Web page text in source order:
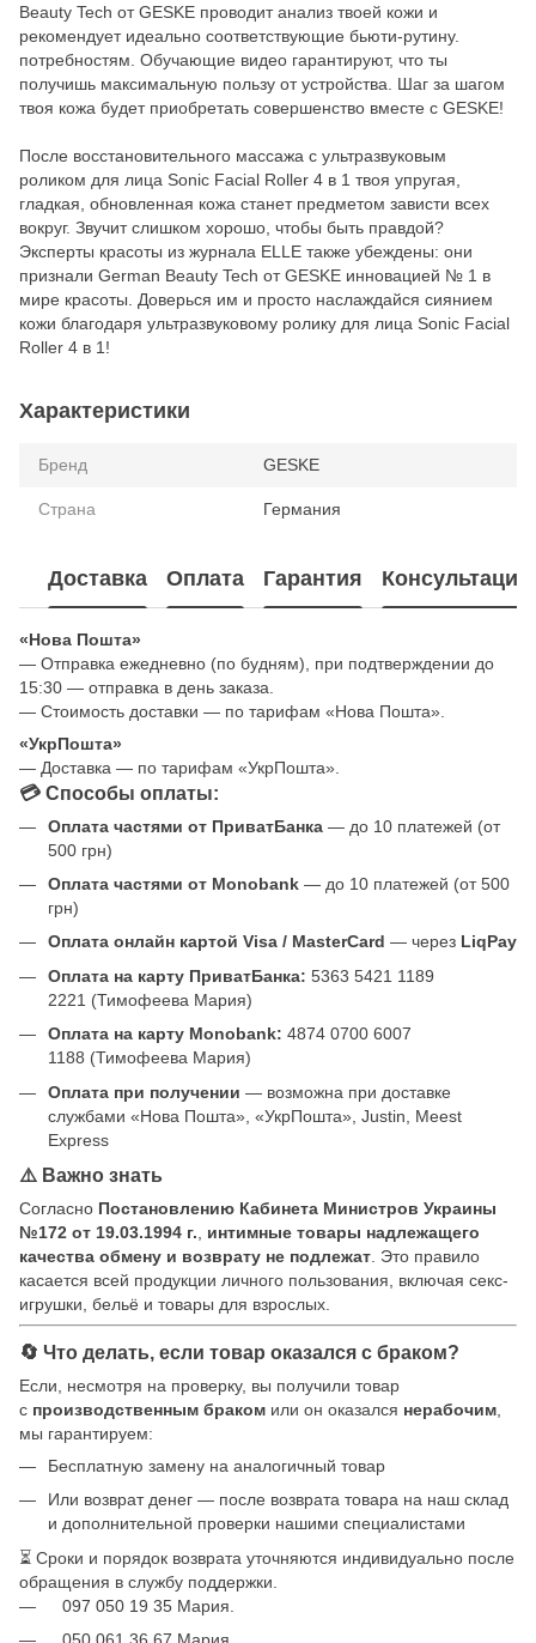
Beauty Tech от GESKE проводит анализ твоей кожи и
рекомендует идеально соответствующие бьюти-рутину.
потребностям. Обучающие видео гарантируют, что ты
получишь максимальную пользу от устройства. Шаг за шагом
твоя кожа будет приобретать совершенство вместе с GESKE!
После восстановительного массажа с ультразвуковым
роликом для лица Sonic Facial Roller 4 в 1 твоя упругая,
гладкая, обновленная кожа станет предметом зависти всех
вокруг. Звучит слишком хорошо, чтобы быть правдой?
Эксперты красоты из журнала ELLE также убеждены: они
признали German Beauty Tech от GESKE инновацией № 1 в
мире красоты. Доверься им и просто наслаждайся сиянием
кожи благодаря ультразвуковому ролику для лица Sonic Facial
Roller 4 в 1!
Характеристики
Бренд GESKE
Страна Германия
Доставка Оплата Гарантия Консультация
«Нова Пошта»
— Отправка ежедневно (по будням), при подтверждении до
15:30 — отправка в день заказа.
— Стоимость доставки — по тарифам «Нова Пошта».
«УкрПошта»
— Доставка — по тарифам «УкрПошта».
💳 Способы оплаты:
Оплата частями от ПриватБанка — до 10 платежей (от
500 грн)
Оплата частями от Monobank — до 10 платежей (от 500
грн)
Оплата онлайн картой Visa / MasterCard — через LiqPay
Оплата на карту ПриватБанка: 5363 5421 1189
2221 (Тимофеева Мария)
Оплата на карту Monobank: 4874 0700 6007
1188 (Тимофеева Мария)
Оплата при получении — возможна при доставке
службами «Нова Пошта», «УкрПошта», Justin, Meest
Express
⚠️ Важно знать
Согласно Постановлению Кабинета Министров Украины
№172 от 19.03.1994 г.
интимные товары надлежащего
качества обмену и возврату не подлежат . Это правило
касается всей продукции личного пользования, включая секс-
игрушки, бельё и товары для взрослых.
🔄 Что делать, если товар оказался с браком?
Если, несмотря на проверку, вы получили товар
с производственным браком или он оказался нерабочим
мы гарантируем:
Бесплатную замену на аналогичный товар
Или возврат денег — после возврата товара на наш склад
и дополнительной проверки нашими специалистами
⏳ Сроки и порядок возврата уточняются индивидуально после
обращения в службу поддержки.
097 050 19 35 Мария.